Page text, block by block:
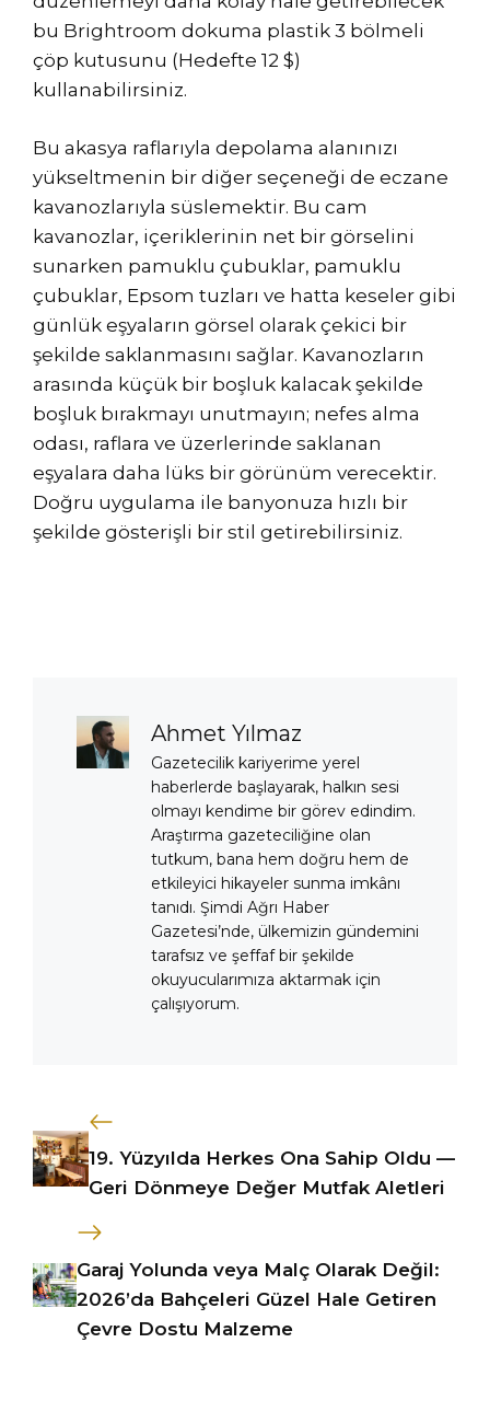
bu Brightroom dokuma plastik 3 bölmeli
çöp kutusunu (Hedefte 12 $)
kullanabilirsiniz.
Bu akasya raflarıyla depolama alanınızı
yükseltmenin bir diğer seçeneği de eczane
kavanozlarıyla süslemektir. Bu cam
kavanozlar, içeriklerinin net bir görselini
sunarken pamuklu çubuklar, pamuklu
çubuklar, Epsom tuzları ve hatta keseler gibi
günlük eşyaların görsel olarak çekici bir
şekilde saklanmasını sağlar. Kavanozların
arasında küçük bir boşluk kalacak şekilde
boşluk bırakmayı unutmayın; nefes alma
odası, raflara ve üzerlerinde saklanan
eşyalara daha lüks bir görünüm verecektir.
Doğru uygulama ile banyonuza hızlı bir
şekilde gösterişli bir stil getirebilirsiniz.
Ahmet Yılmaz
Gazetecilik kariyerime yerel
haberlerde başlayarak, halkın sesi
olmayı kendime bir görev edindim.
Araştırma gazeteciliğine olan
tutkum, bana hem doğru hem de
etkileyici hikayeler sunma imkânı
tanıdı. Şimdi Ağrı Haber
Gazetesi’nde, ülkemizin gündemini
tarafsız ve şeffaf bir şekilde
okuyucularımıza aktarmak için
çalışıyorum.
19. Yüzyılda Herkes Ona Sahip Oldu —
Geri Dönmeye Değer Mutfak Aletleri
Garaj Yolunda veya Malç Olarak Değil:
2026’da Bahçeleri Güzel Hale Getiren
Çevre Dostu Malzeme